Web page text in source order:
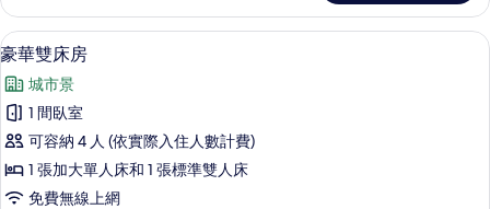
Room
的
詳
顯
示
豪
華
雙
床
豪華雙床房 | 客房內保險箱、遮光布/
9
豪華雙床房
城市景
1 間臥室
可容納 4 人 (依實際入住人數計費)
1 張加大單人床和 1 張標準雙人床
免費無線上網